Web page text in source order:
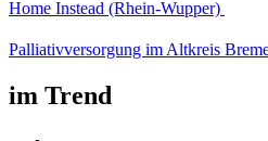
Home Instead (Rhein-Wupper)
Palliativversorgung im Altkreis
im Trend